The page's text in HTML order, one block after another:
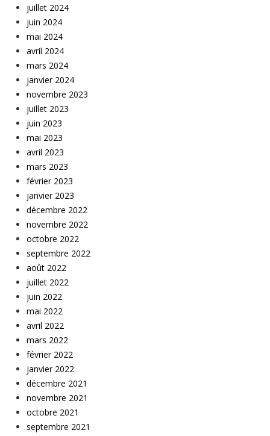
juillet 2024
juin 2024
mai 2024
avril 2024
mars 2024
janvier 2024
novembre 2023
juillet 2023
juin 2023
mai 2023
avril 2023
mars 2023
février 2023
janvier 2023
décembre 2022
novembre 2022
octobre 2022
septembre 2022
août 2022
juillet 2022
juin 2022
mai 2022
avril 2022
mars 2022
février 2022
janvier 2022
décembre 2021
novembre 2021
octobre 2021
septembre 2021